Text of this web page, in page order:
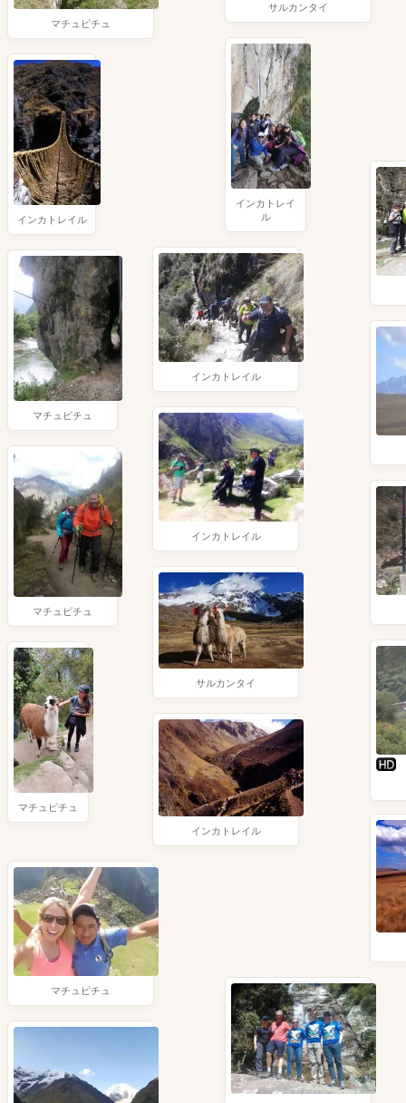
サルカンタイ
マチュピチュ
インカトレイ
ル
インカトレイル
インカトレイル
マチュピチュ
インカトレイル
マチュピチュ
サルカンタイ
マチュピチュ
インカトレイル
マチュピチュ